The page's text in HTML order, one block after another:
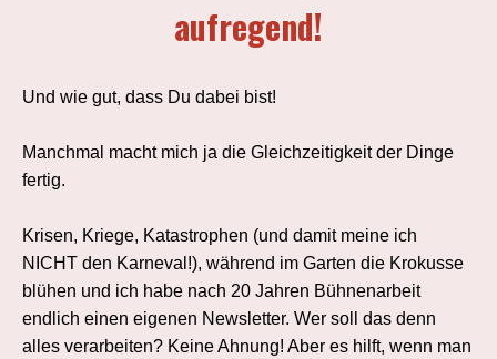
aufregend!
Und wie gut, dass Du dabei bist!
Manchmal macht mich ja die Gleichzeitigkeit der Dinge
fertig.
Krisen, Kriege, Katastrophen (und damit meine ich
NICHT den Karneval!), während im Garten die Krokusse
blühen und ich habe nach 20 Jahren Bühnenarbeit
endlich einen eigenen Newsletter. Wer soll das denn
alles verarbeiten? Keine Ahnung! Aber es hilft, wenn man